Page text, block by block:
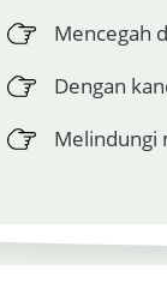
Mencegah
Dengan
Melindungi